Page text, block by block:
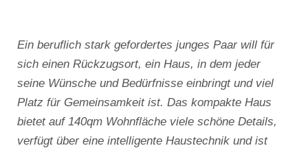
Ein beruflich stark gefordertes junges Paar will für
sich einen Rückzugsort, ein Haus, in dem jeder
seine Wünsche und Bedürfnisse einbringt und viel
Platz für Gemeinsamkeit ist. Das kompakte Haus
bietet auf 140qm Wohnfläche viele schöne Details,
verfügt über eine intelligente Haustechnik und ist